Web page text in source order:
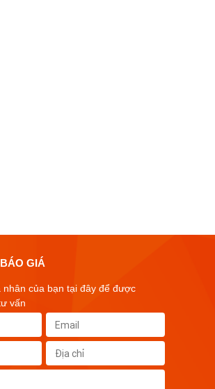
GIÁ
nhân của bạn tại đây để được
vấn